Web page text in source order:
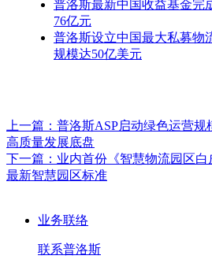
普洛斯最新中国收益基金完
76亿元
普洛斯设立中国最大私募物
规模达50亿美元
上一篇： 普洛斯ASP启动绿色运营
高质量发展底盘
下一篇： 业内首份《智慧物流园区
最新智慧园区标准
业务联络
联系普洛斯